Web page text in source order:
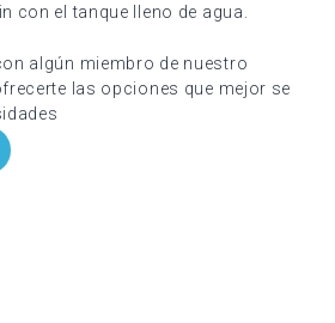
con el tanque lleno de agua.
algún miembro de nuestro
las opciones que mejor se